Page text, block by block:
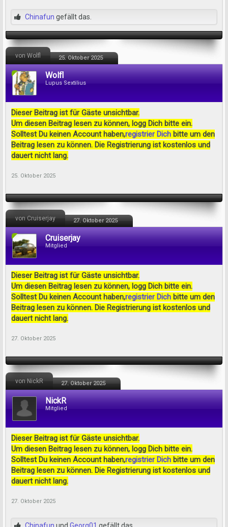
Chinafun gefällt das.
von Wolfl 25. Oktober 2025
Wolfl
Lupus Sextilius
Dieser Beitrag ist für Gäste unsichtbar.
Um diesen Beitrag lesen zu können, logg Dich bitte ein.
Solltest Du keinen Account haben,registrier Dich bitte um den
Beitrag lesen zu können. Die Registrierung ist kostenlos und
dauert nicht lang.
25. Oktober 2025
von Cruiserjay 27. Oktober 2025
Cruiserjay
Mitglied
Dieser Beitrag ist für Gäste unsichtbar.
Um diesen Beitrag lesen zu können, logg Dich bitte ein.
Solltest Du keinen Account haben,registrier Dich bitte um den
Beitrag lesen zu können. Die Registrierung ist kostenlos und
dauert nicht lang.
27. Oktober 2025
von NickR 27. Oktober 2025
NickR
Mitglied
Dieser Beitrag ist für Gäste unsichtbar.
Um diesen Beitrag lesen zu können, logg Dich bitte ein.
Solltest Du keinen Account haben,registrier Dich bitte um den
Beitrag lesen zu können. Die Registrierung ist kostenlos und
dauert nicht lang.
27. Oktober 2025